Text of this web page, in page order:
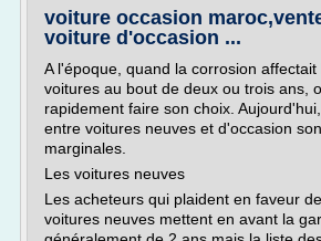
voiture occasion
voiture d'occasion ...
A l'époque, quand la corrosion
voitures au bout de deux ou trois ans,
rapidement faire son choix.
entre voitures neuves et d'occasion
marginales.
Les voitures neuves
Les acheteurs qui plaident en faveur
voitures neuves mettent en avant la